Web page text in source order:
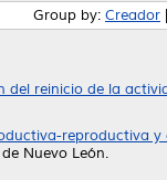
Group by: Creador
del reinicio de la
reproductiva y
Nuevo León.